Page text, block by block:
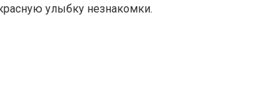
улыбку незнакомки.